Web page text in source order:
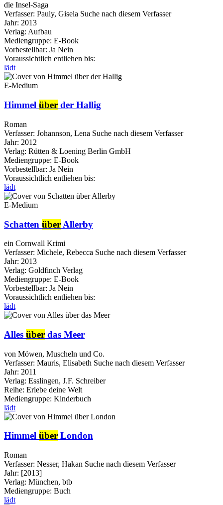
die Insel-Saga
Verfasser: Pauly, Gisela Suche nach diesem Verfasser
Jahr: 2013
Verlag: Aufbau
Mediengruppe: E-Book
Vorbestellbar: Ja Nein
Voraussichtlich entliehen bis:
lädt
E-Medium
Himmel über der Hallig
Roman
Verfasser: Johannson, Lena Suche nach diesem Verfasser
Jahr: 2012
Verlag: Rütten & Loening Berlin GmbH
Mediengruppe: E-Book
Vorbestellbar: Ja Nein
Voraussichtlich entliehen bis:
lädt
E-Medium
Schatten über Allerby
ein Cornwall Krimi
Verfasser: Michele, Rebecca Suche nach diesem Verfasser
Jahr: 2013
Verlag: Goldfinch Verlag
Mediengruppe: E-Book
Vorbestellbar: Ja Nein
Voraussichtlich entliehen bis:
lädt
Alles über das Meer
von Möwen, Muscheln und Co.
Verfasser: Mauris, Elisabeth Suche nach diesem Verfasser
Jahr: 2011
Verlag: Esslingen, J.F. Schreiber
Reihe: Erlebe deine Welt
Mediengruppe: Kinderbuch
lädt
Himmel über London
Roman
Verfasser: Nesser, Hakan Suche nach diesem Verfasser
Jahr: [2013]
Verlag: München, btb
Mediengruppe: Buch
lädt